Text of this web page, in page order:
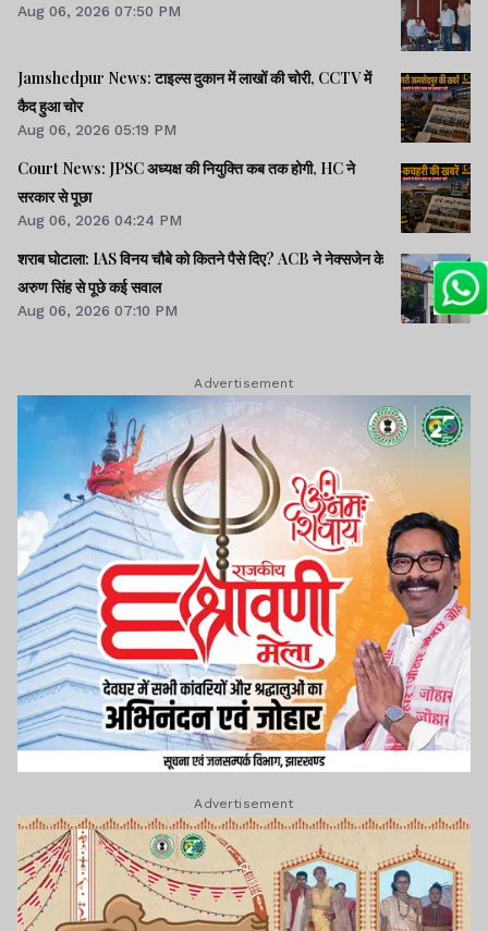
Aug 06, 2026 07:50 PM
Jamshedpur News: टाइल्स दुकान में लाखों की चोरी, CCTV में
कैद हुआ चोर
Aug 06, 2026 05:19 PM
Court News: JPSC अध्यक्ष की नियुक्ति कब तक होगी, HC ने
सरकार से पूछा
Aug 06, 2026 04:24 PM
शराब घोटाला: IAS विनय चौबे को कितने पैसे दिए? ACB ने नेक्सजेन के
अरुण सिंह से पूछे कई सवाल
Aug 06, 2026 07:10 PM
Advertisement
Advertisement